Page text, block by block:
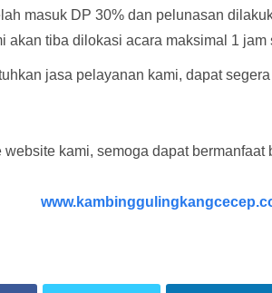
masuk DP 30% dan pelunasan
akan tiba dilokasi acara maksimal 1
jasa pelayanan kami, dapat
kami, semoga dapat bermanfaat